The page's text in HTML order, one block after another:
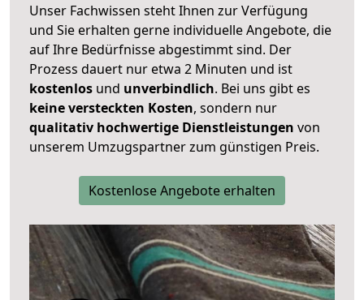
Unser Fachwissen steht Ihnen zur Verfügung
und Sie erhalten gerne individuelle Angebote, die
auf Ihre Bedürfnisse abgestimmt sind. Der
Prozess dauert nur etwa 2 Minuten und ist
kostenlos und unverbindlich. Bei uns gibt es
keine versteckten Kosten, sondern nur
qualitativ hochwertige Dienstleistungen von
unserem Umzugspartner zum günstigen Preis.
Kostenlose Angebote erhalten